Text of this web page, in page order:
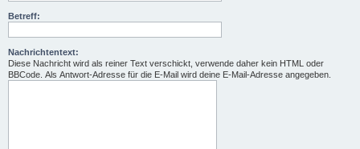
Betreff:
Nachrichtentext:
Diese Nachricht wird als reiner Text verschickt, verwende daher kein HTML oder
BBCode. Als Antwort-Adresse für die E-Mail wird deine E-Mail-Adresse angegeben.